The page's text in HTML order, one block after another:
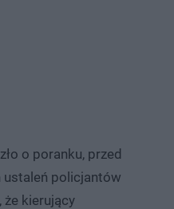
o poranku, przed
policjantów
że kierujący